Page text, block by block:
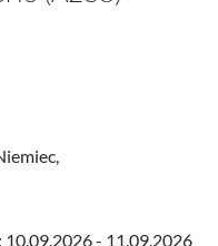
- 11.09.2026